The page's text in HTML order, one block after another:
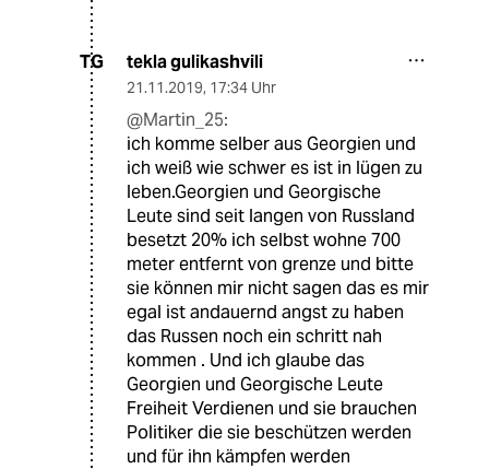
TG tekla gulikashvili
21.11.2019, 17:34 Uhr
@Martin_25:
ich komme selber aus Georgien und
ich weiß wie schwer es ist in lügen zu
leben.Georgien und Georgische
Leute sind seit langen von Russland
besetzt 20% ich selbst wohne 700
meter entfernt von grenze und bitte
sie können mir nicht sagen das es mir
egal ist andauernd angst zu haben
das Russen noch ein schritt nah
kommen . Und ich glaube das
Georgien und Georgische Leute
Freiheit Verdienen und sie brauchen
Politiker die sie beschützen werden
und für ihn kämpfen werden